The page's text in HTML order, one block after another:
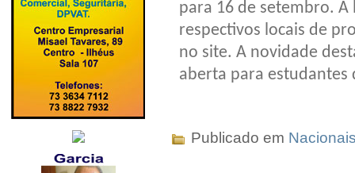
para 16 de setembro. A
respectivos locais de
no site. A novidade
aberta para estudantes
Publicado em